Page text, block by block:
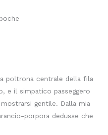
poltrona centrale della fila
e il simpatico passeggero
gentile. Dalla mia
porpora dedusse che